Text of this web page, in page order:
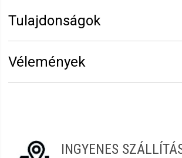
Tulajdonságok
Vélemények
INGYENES